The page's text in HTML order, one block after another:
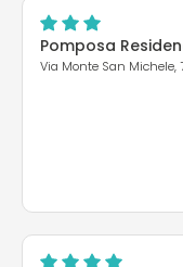
Pomposa
Via Monte San Michele,